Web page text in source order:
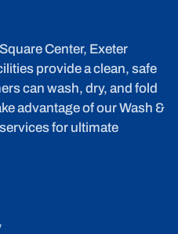
Center, Exeter
provide a clean, safe
can wash, dry, and fold
advantage of our Wash &
for ultimate